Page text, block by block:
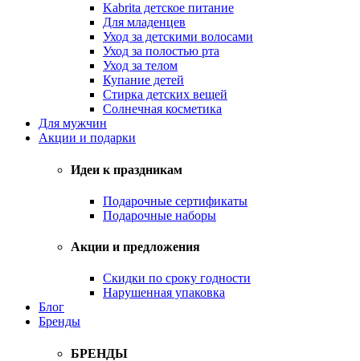
Kabrita детское питание
Для младенцев
Уход за детскими волосами
Уход за полостью рта
Уход за телом
Купание детей
Стирка детских вещей
Солнечная косметика
Для мужчин
Акции и подарки
Идеи к праздникам
Подарочные сертификаты
Подарочные наборы
Акции и предложения
Скидки по сроку годности
Нарушенная упаковка
Блог
Бренды
БРЕНДЫ